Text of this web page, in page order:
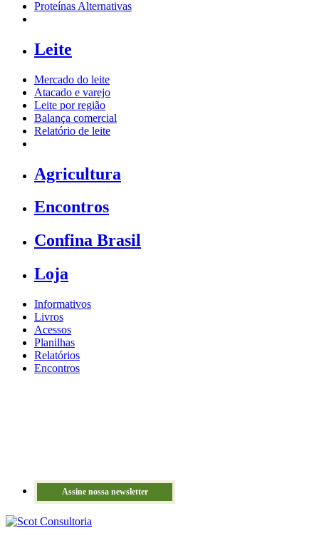
Proteínas Alternativas
Leite
Mercado do leite
Atacado e varejo
Leite por região
Balança comercial
Relatório de leite
Agricultura
Encontros
Confina Brasil
Loja
Informativos
Livros
Acessos
Planilhas
Relatórios
Encontros
Assine nossa newsletter